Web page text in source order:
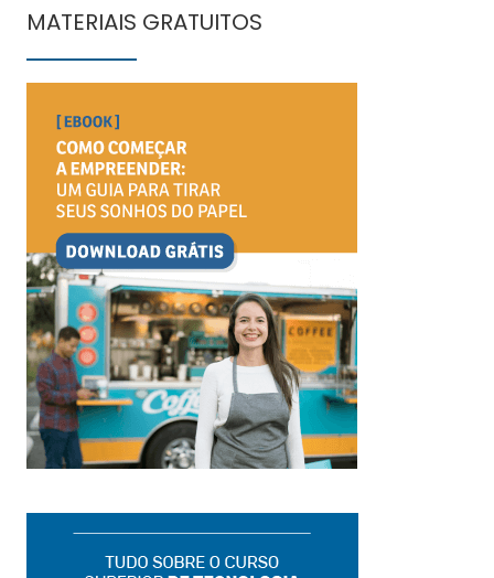
MATERIAIS GRATUITOS